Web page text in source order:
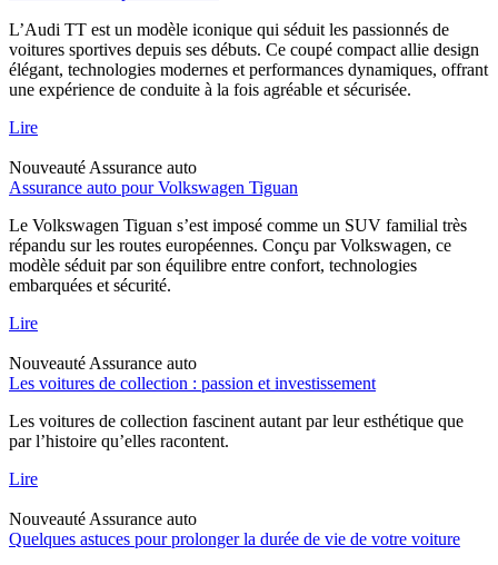
L’Audi TT est un modèle iconique qui séduit les passionnés de
voitures sportives depuis ses débuts. Ce coupé compact allie design
élégant, technologies modernes et performances dynamiques, offrant
une expérience de conduite à la fois agréable et sécurisée.
Lire
Nouveauté Assurance auto
Assurance auto pour Volkswagen Tiguan
Le Volkswagen Tiguan s’est imposé comme un SUV familial très
répandu sur les routes européennes. Conçu par Volkswagen, ce
modèle séduit par son équilibre entre confort, technologies
embarquées et sécurité.
Lire
Nouveauté Assurance auto
Les voitures de collection : passion et investissement
Les voitures de collection fascinent autant par leur esthétique que
par l’histoire qu’elles racontent.
Lire
Nouveauté Assurance auto
Quelques astuces pour prolonger la durée de vie de votre voiture